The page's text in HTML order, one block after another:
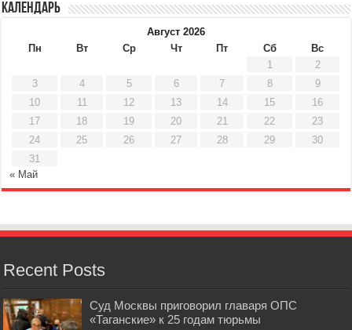
Календарь
Август 2026
Пн
Вт Ср Чт Пт Сб
Вс
1
2
3
4 5 6 7 8
9
10
11 12 13 14 15
16
17
18 19 20 21 22
23
24
25 26 27 28 29
30
31
« Май
Recent Posts
Суд Москвы приговорил главаря ОПС
«Таганские» к 25 годам тюрьмы